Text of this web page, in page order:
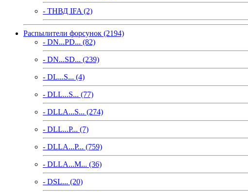
- ТНВД IFA (2)
Распылители форсунок (2194)
- DN...PD... (82)
- DN...SD... (239)
- DL...S... (4)
- DLL...S... (77)
- DLLA...S... (274)
- DLL...P... (7)
- DLLA...P... (759)
- DLLA...M... (36)
- DSL... (20)